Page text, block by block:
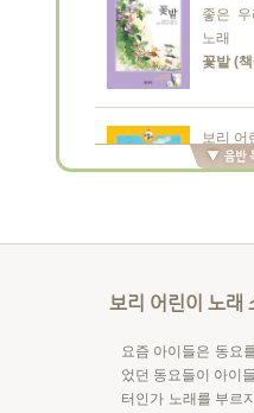
좋은
노래
꽃밭 (
보리 어
마주이
이오덕
보리 어린이 노래
요즘 아이들은 동요
었던 동요들이 아이
터인가 노래를 부르